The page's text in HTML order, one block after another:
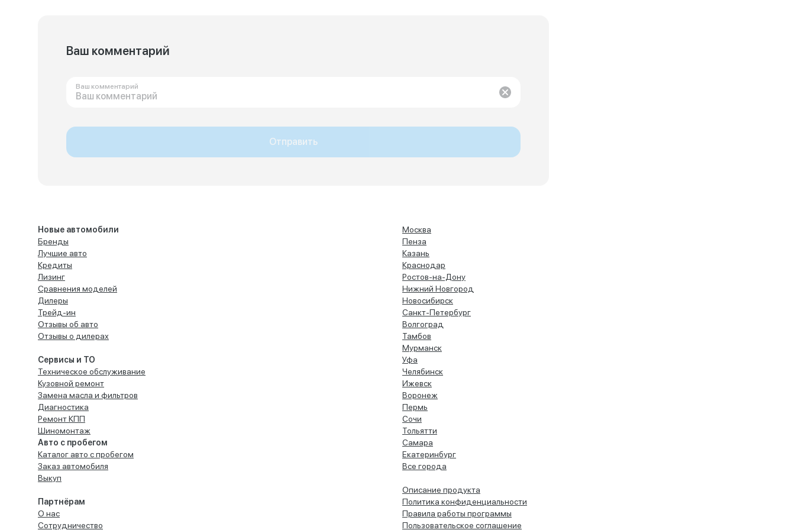
Ваш комментарий
Ваш комментарий
Отправить
Новые автомобили
Бренды
Лучшие авто
Кредиты
Лизинг
Сравнения моделей
Дилеры
Трейд-ин
Отзывы об авто
Отзывы о дилерах
Сервисы и ТО
Техническое обслуживание
Кузовной ремонт
Замена масла и фильтров
Диагностика
Ремонт КПП
Шиномонтаж
Авто с пробегом
Каталог авто с пробегом
Заказ автомобиля
Выкуп
Партнёрам
О нас
Сотрудничество
Москва
Пенза
Казань
Краснодар
Ростов-на-Дону
Нижний Новгород
Новосибирск
Санкт-Петербург
Волгоград
Тамбов
Мурманск
Уфа
Челябинск
Ижевск
Воронеж
Пермь
Сочи
Тольятти
Самара
Екатеринбург
Все города
Описание продукта
Политика конфиденциальности
Правила работы программы
Пользовательское соглашение